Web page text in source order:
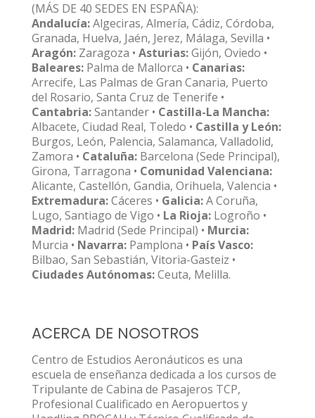
(MÁS DE 40 SEDES EN ESPAÑA):
Andalucía:Algeciras, Almería, Cádiz, Córdoba,
Granada, Huelva, Jaén, Jerez, Málaga, Sevilla •
Aragón: Zaragoza • Asturias:Gijón, Oviedo •
Baleares: Palma de Mallorca • Canarias:
Arrecife, Las Palmas de Gran Canaria, Puerto
del Rosario, Santa Cruz de Tenerife •
Cantabria:Santander • Castilla-La Mancha:
Albacete, Ciudad Real, Toledo • Castilla y León:
Burgos, León, Palencia, Salamanca, Valladolid,
Zamora • Cataluña: Barcelona (Sede Principal),
Girona, Tarragona • Comunidad Valenciana:
Alicante, Castellón, Gandia, Orihuela, Valencia •
Extremadura:Cáceres • Galicia:A Coruña,
Lugo, Santiago de Vigo • La Rioja: Logroño •
Madrid: Madrid (Sede Principal) • Murcia:
Murcia • Navarra: Pamplona • País Vasco:
Bilbao, San Sebastián, Vitoria-Gasteiz •
Ciudades Autónomas:Ceuta, Melilla.
ACERCA DE NOSOTROS
Centro de Estudios Aeronáuticos es una
escuela de enseñanza dedicada a los cursos de
Tripulante de Cabina de Pasajeros TCP,
Profesional Cualificado en Aeropuertos y